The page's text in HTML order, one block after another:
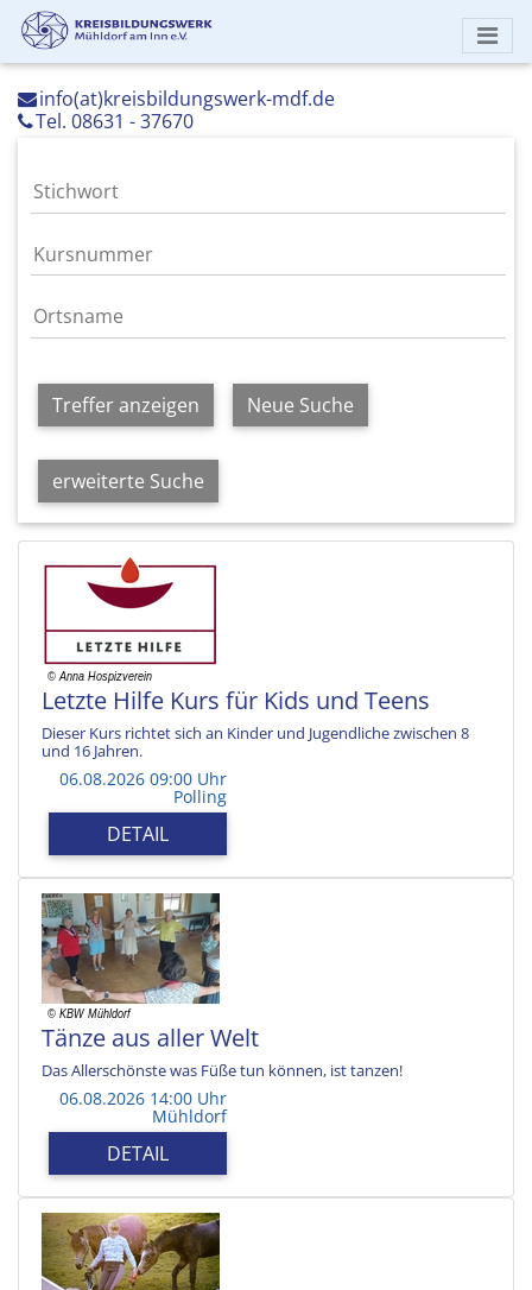
info(at)kreisbildungswerk-mdf.de
Tel. 08631 - 37670
Treffer anzeigen Neue Suche
erweiterte Suche
Letzte Hilfe Kurs für Kids und Teens
Dieser Kurs richtet sich an Kinder und Jugendliche zwischen 8
und 16 Jahren.
06.08.2026 09:00 Uhr
Polling
DETAIL
Tänze aus aller Welt
Das Allerschönste was Füße tun können, ist tanzen!
06.08.2026 14:00 Uhr
Mühldorf
DETAIL